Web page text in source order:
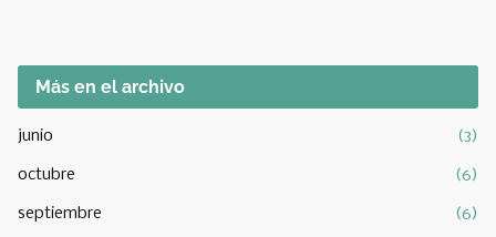
Más en el archivo
junio (3)
octubre (6)
septiembre (6)